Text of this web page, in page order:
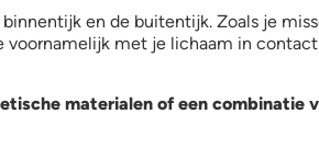
en de buitentijk. Zoals je
voornamelijk met je lichaam in contact
materialen of een combinatie